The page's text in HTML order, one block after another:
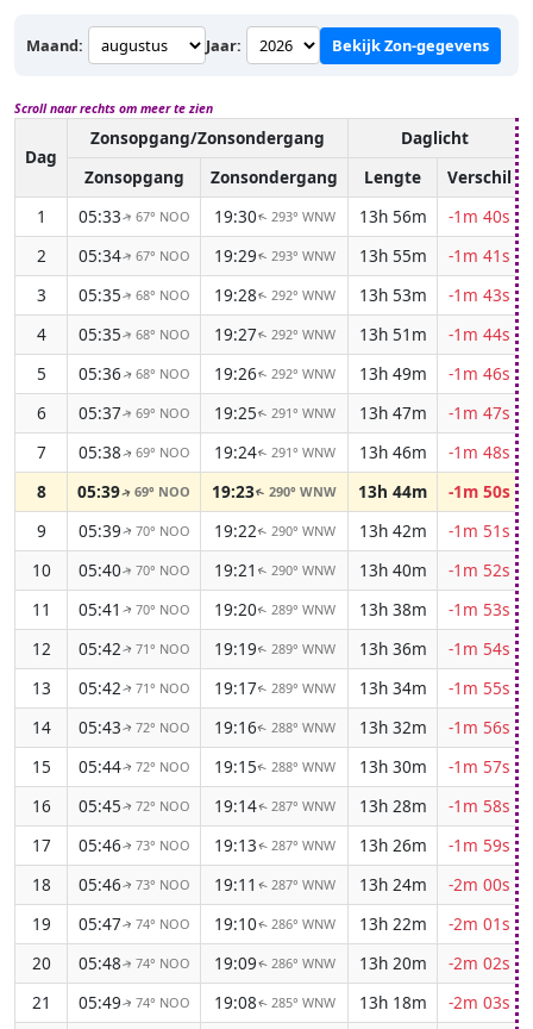
Maand: Jaar: Bekijk Zon-gegevens
Scroll naar rechts om meer te zien
Dag
Zonsopgang/Zonsondergang Daglicht
Zonsopgang
Zonsondergang Lengte
Verschil
1
05:33↑ 67° NOO 19:30↑ 293° WNW 13h 56m
-1m 40s
2
05:34↑ 67° NOO 19:29↑ 293° WNW 13h 55m
-1m 41s
3
05:35↑ 68° NOO 19:28↑ 292° WNW 13h 53m
-1m 43s
4
05:35↑ 68° NOO 19:27↑ 292° WNW 13h 51m
-1m 44s
5
05:36↑ 68° NOO 19:26↑ 292° WNW 13h 49m
-1m 46s
6
05:37↑ 69° NOO 19:25↑ 291° WNW 13h 47m
-1m 47s
7
05:38↑ 69° NOO 19:24↑ 291° WNW 13h 46m
-1m 48s
8
05:39↑69° NOO 19:23↑290° WNW 13h 44m
-1m 50s
9
05:39↑ 70° NOO 19:22↑ 290° WNW 13h 42m
-1m 51s
10
05:40↑ 70° NOO 19:21 ↑ 290° WNW 13h 40m
-1m 52s
11
05:41 ↑ 70° NOO 19:20↑ 289° WNW 13h 38m
-1m 53s
12
05:42↑ 71° NOO 19:19↑ 289° WNW 13h 36m
-1m 54s
13
05:42↑ 71° NOO 19:17↑ 289° WNW 13h 34m
-1m 55s
14
05:43↑ 72° NOO 19:16↑ 288° WNW 13h 32m
-1m 56s
15
05:44↑ 72° NOO 19:15↑ 288° WNW 13h 30m
-1m 57s
16
05:45↑ 72° NOO 19:14↑ 287° WNW 13h 28m
-1m 58s
17
05:46↑ 73° NOO 19:13↑ 287° WNW 13h 26m
-1m 59s
18
05:46↑ 73° NOO 19:11 ↑ 287° WNW 13h 24m
-2m 00s
19
05:47↑ 74° NOO 19:10↑ 286° WNW 13h 22m
-2m 01s
20
05:48↑ 74° NOO 19:09↑ 286° WNW 13h 20m
-2m 02s
21
05:49↑ 74° NOO 19:08↑ 285° WNW 13h 18m
-2m 03s